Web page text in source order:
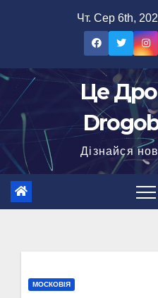
Чт. Сер 6th,
Це Дро
Дізнайся
МОСКОВІЯ